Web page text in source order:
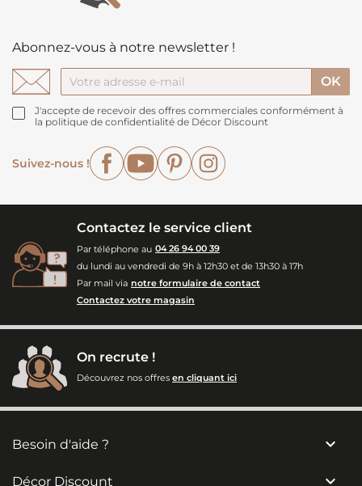
Abonnez-vous à notre newsletter !
J'accepte de recevoir des offres commerciales conformément à
la politique de confidentialité de Décor Discount
Suivez-nous !
FacebookYouTubePinterest
Contactez le service client
Par téléphone au 04 26 94 00 39
du lundi au vendredi de 9h à 12h30 et de 13h30 à 17h
Par mail via notre formulaire de contact
Contactez votre magasin
On recrute !
Découvrez nos offres en cliquant ici
Besoin d'aide ? 
Décor Discount 